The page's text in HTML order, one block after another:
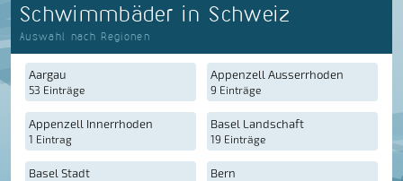
Schwimmbäder in Schweiz
Auswahl nach Regionen
Aargau
53 Einträge
Appenzell Ausserrhoden
9 Einträge
Appenzell Innerrhoden
1 Eintrag
Basel Landschaft
19 Einträge
Basel Stadt Bern